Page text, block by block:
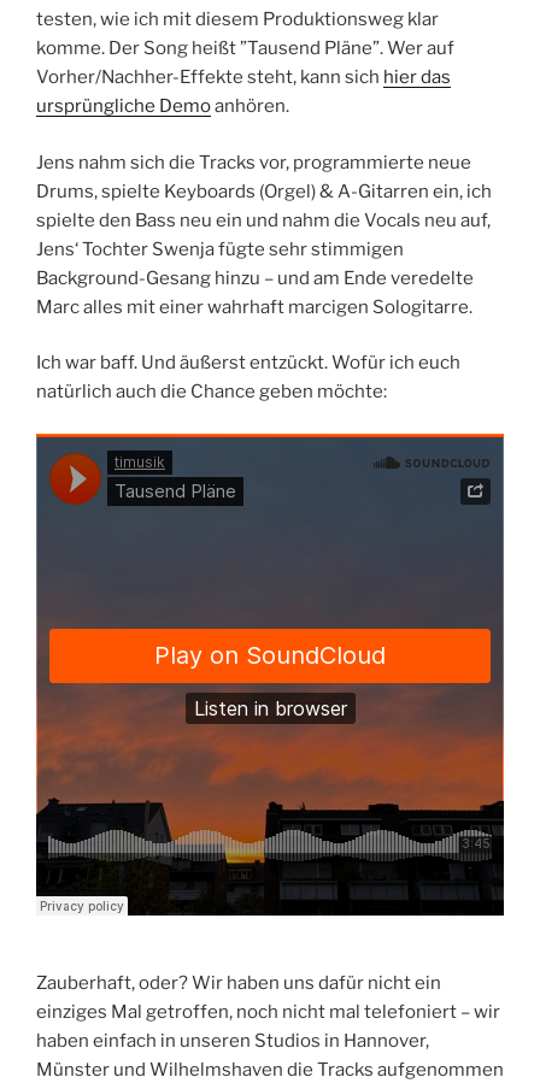
testen, wie ich mit diesem Produktionsweg klar
komme. Der Song heißt ”Tausend Pläne”. Wer auf
Vorher/Nachher-Effekte steht, kann sich hier das
ursprüngliche Demoanhören.
Jens nahm sich die Tracks vor, programmierte neue
Drums, spielte Keyboards (Orgel) & A-Gitarren ein, ich
spielte den Bass neu ein und nahm die Vocals neu auf,
Jens‘ Tochter Swenja fügte sehr stimmigen
Background-Gesang hinzu – und am Ende veredelte
Marc alles mit einer wahrhaft marcigen Sologitarre.
Ich war baff. Und äußerst entzückt. Wofür ich euch
natürlich auch die Chance geben möchte:
Zauberhaft, oder? Wir haben uns dafür nicht ein
einziges Mal getroffen, noch nicht mal telefoniert – wir
haben einfach in unseren Studios in Hannover,
Münster und Wilhelmshaven die Tracks aufgenommen